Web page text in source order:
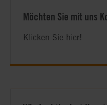
Möchten Sie mit uns
Klicken Sie hier!